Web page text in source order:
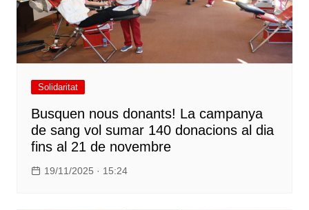
Solidaritat
Busquen nous donants! La campanya
de sang vol sumar 140 donacions al dia
fins al 21 de novembre
19/11/2025 · 15:24